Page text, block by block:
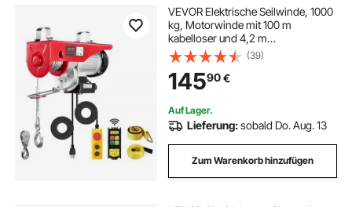
VEVOR Elektrische Seilwinde, 1000
kg, Motorwinde mit 100 m
kabelloser und 4,2 m
kabelgebundener Fernbedienung,
12 m Hubhöhe mit Einzelkabel,
Einzel-/Doppelschlingen,
Hebezeug für Garage, Lager, Fabrik
(39)
14590€
Auf Lager.
Lieferung:sobald Do. Aug. 13
Zum Warenkorb hinzufügen